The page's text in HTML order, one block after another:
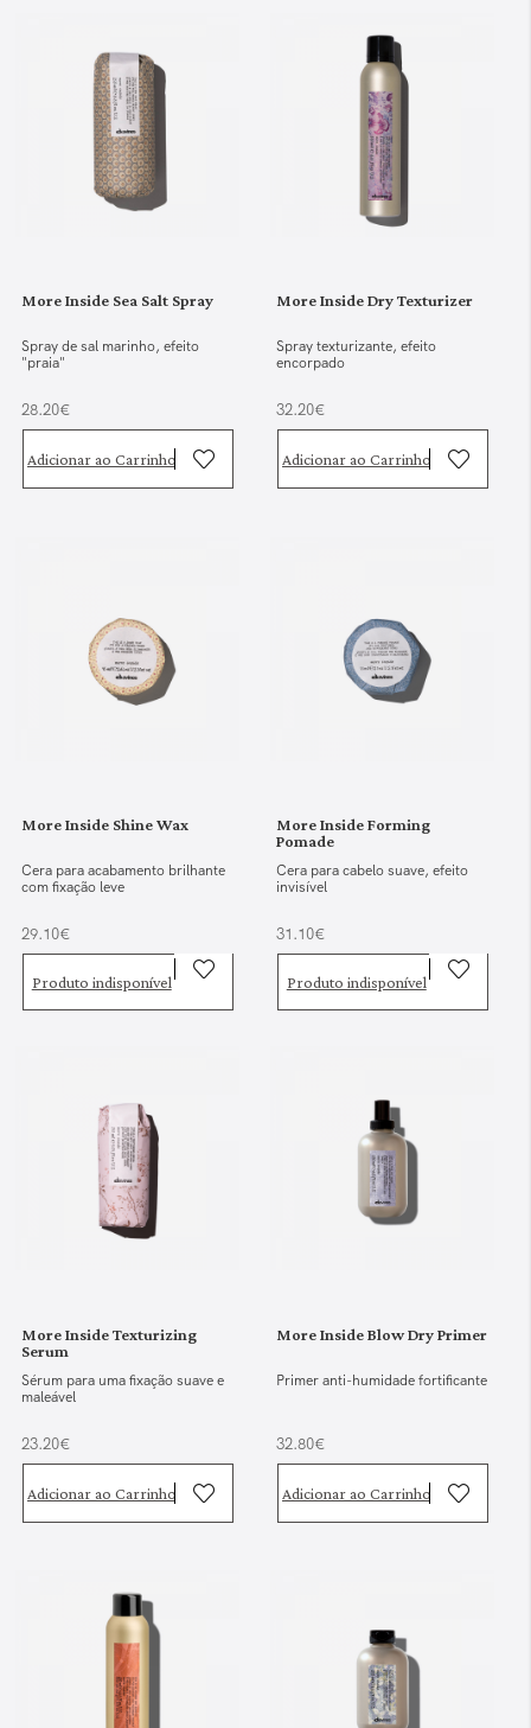
More Inside Sea Salt Spray
Spray de sal marinho, efeito
"praia"
28.20€
Adicionar ao Carrinho
More Inside Dry Texturizer
Spray texturizante, efeito
encorpado
32.20€
Adicionar ao Carrinho
More Inside Shine Wax
Cera para acabamento brilhante
com fixação leve
29.10€
Produto indisponível
More Inside Forming
Pomade
Cera para cabelo suave, efeito
invisível
31.10€
Produto indisponível
More Inside Texturizing
Serum
Sérum para uma fixação suave e
maleável
23.20€
Adicionar ao Carrinho
More Inside Blow Dry Primer
Primer anti-humidade fortificante
32.80€
Adicionar ao Carrinho